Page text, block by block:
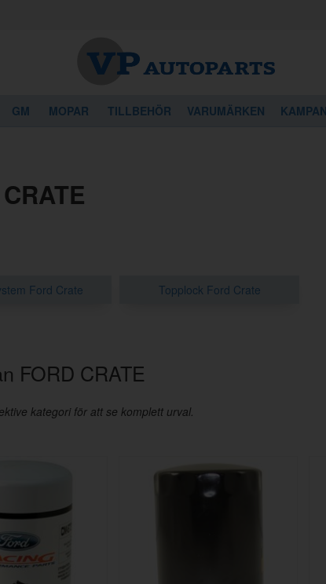
GM MOPAR TILLBEHÖR VARUMÄRKEN
Ford Crate Topplock Ford Crate
FORD CRATE
kategori för att se komplett urval.